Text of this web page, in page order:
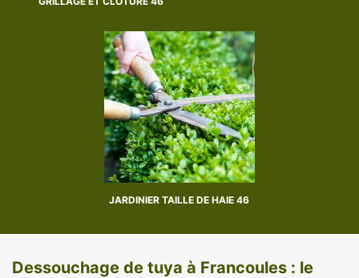
JARDINIER TAILLE DE HAIE 46
Dessouchage de tuya à Francoules : le